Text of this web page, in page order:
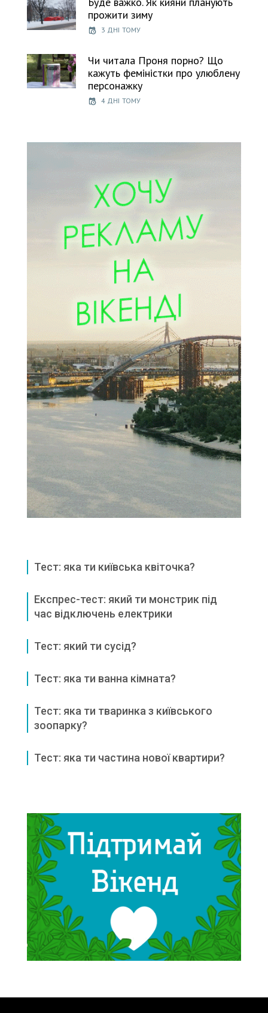
прожити зиму
3 ДНІ ТОМУ
Чи читала Проня порно? Що
кажуть феміністки про улюблену
персонажку
4 ДНІ ТОМУ
Тест: яка ти київська квіточка?
Експрес-тест: який ти монстрик під
час відключень електрики
Тест: який ти сусід?
Тест: яка ти ванна кімната?
Тест: яка ти тваринка з київського
зоопарку?
Тест: яка ти частина нової квартири?